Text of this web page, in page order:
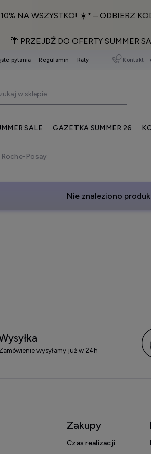
NA WSZYSTKO! ☀️* – ODBIERZ
🌴 PRZEJDŹ DO OFERTY SUMMER
pytania Regulamin Raty Kontakt
SALE GAZETKA SUMMER 26
Roche-Posay
Nie znaleziono
wysyłamy już w 24h
Zakupy
Czas realizacji